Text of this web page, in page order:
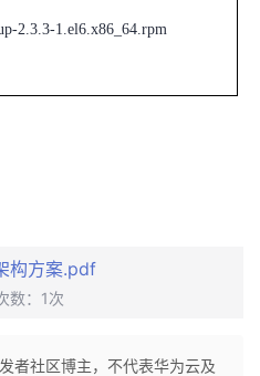
2.3.3-1.el6.x86_64.rpm
构方案.pdf
数： 1次
者社区博主，不代表华为云及